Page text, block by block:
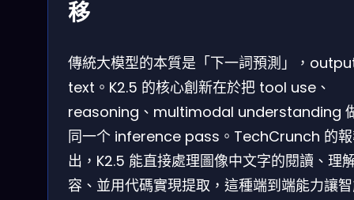
移
傳統大模型的本質是「下一詞預測」，
text。K2.5 的核心創新在於把 tool use、
reasoning、multimodal understanding
同一个 inference pass。TechCrunch 的
出，K2.5 能直接處理圖像中文字的閱讀、理
容、並用代碼實現提取，這種端到端能力讓